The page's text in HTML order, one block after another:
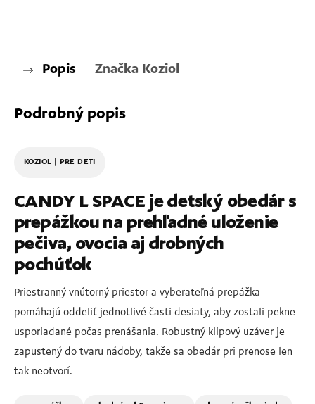
Popis Značka Koziol
Podrobný popis
KOZIOL | PRE DETI
CANDY L SPACE je detský obedár s
prepážkou na prehľadné uloženie
pečiva, ovocia aj drobných
pochúťok
Priestranný vnútorný priestor a vyberateľná prepážka
pomáhajú oddeliť jednotlivé časti desiaty, aby zostali pekne
usporiadané počas prenášania. Robustný klipový uzáver je
zapustený do tvaru nádoby, takže sa obedár pri prenose len
tak neotvorí.